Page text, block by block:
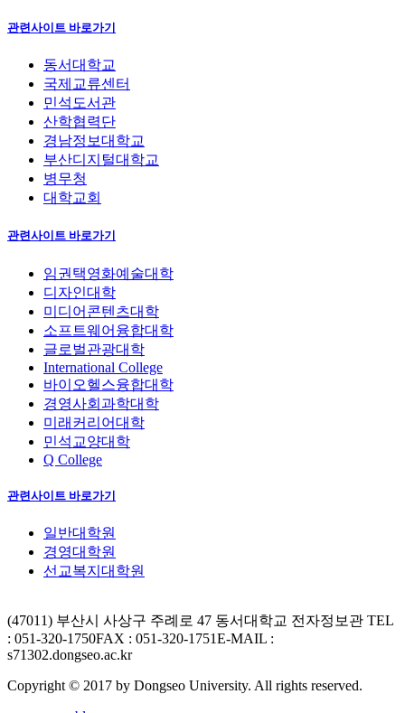
관련사이트 바로가기
동서대학교
국제교류센터
민석도서관
산학협력단
경남정보대학교
부산디지털대학교
병무청
대학교회
관련사이트 바로가기
임권택영화예술대학
디자인대학
미디어콘텐츠대학
소프트웨어융합대학
글로벌관광대학
International College
바이오헬스융합대학
경영사회과학대학
미래커리어대학
민석교양대학
Q College
관련사이트 바로가기
일반대학원
경영대학원
선교복지대학원
(47011) 부산시 사상구 주례로 47 동서대학교 전자정보관 TEL
: 051-320-1750FAX : 051-320-1751E-MAIL :
s71302.dongseo.ac.kr
Copyright © 2017 by Dongseo University. All rights reserved.